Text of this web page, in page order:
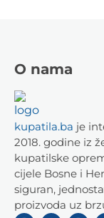
O nama
kupatila.ba je
2018. godine iz
kupatilske
cijele Bosne i
siguran,
proizvoda uz